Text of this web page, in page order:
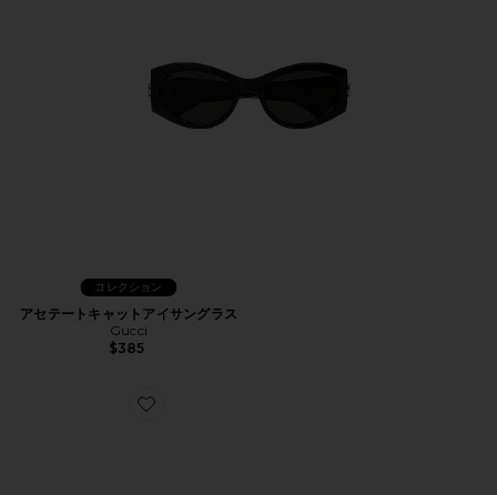
コレクション
アセテートキャットアイサングラス
Gucci
$385
Favorite THE ELVIE サングラス